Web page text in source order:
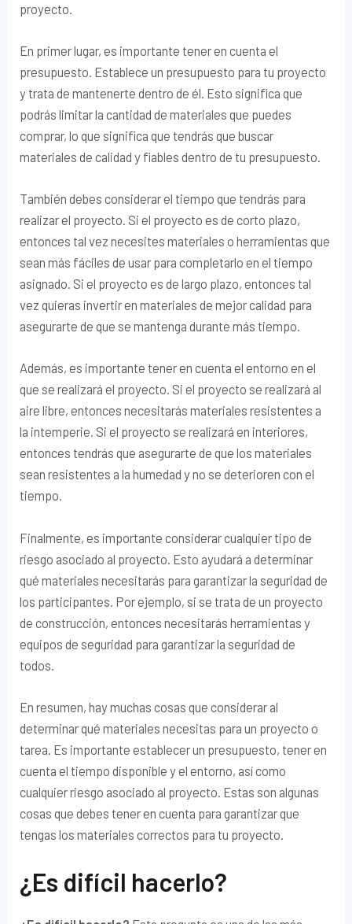
proyecto.
En primer lugar, es importante tener en cuenta el
presupuesto. Establece un presupuesto para tu proyecto
y trata de mantenerte dentro de él. Esto significa que
podrás limitar la cantidad de materiales que puedes
comprar, lo que significa que tendrás que buscar
materiales de calidad y fiables dentro de tu presupuesto.
También debes considerar el tiempo que tendrás para
realizar el proyecto. Si el proyecto es de corto plazo,
entonces tal vez necesites materiales o herramientas que
sean más fáciles de usar para completarlo en el tiempo
asignado. Si el proyecto es de largo plazo, entonces tal
vez quieras invertir en materiales de mejor calidad para
asegurarte de que se mantenga durante más tiempo.
Además, es importante tener en cuenta el entorno en el
que se realizará el proyecto. Si el proyecto se realizará al
aire libre, entonces necesitarás materiales resistentes a
la intemperie. Si el proyecto se realizará en interiores,
entonces tendrás que asegurarte de que los materiales
sean resistentes a la humedad y no se deterioren con el
tiempo.
Finalmente, es importante considerar cualquier tipo de
riesgo asociado al proyecto. Esto ayudará a determinar
qué materiales necesitarás para garantizar la seguridad de
los participantes. Por ejemplo, si se trata de un proyecto
de construcción, entonces necesitarás herramientas y
equipos de seguridad para garantizar la seguridad de
todos.
En resumen, hay muchas cosas que considerar al
determinar qué materiales necesitas para un proyecto o
tarea. Es importante establecer un presupuesto, tener en
cuenta el tiempo disponible y el entorno, así como
cualquier riesgo asociado al proyecto. Estas son algunas
cosas que debes tener en cuenta para garantizar que
tengas los materiales correctos para tu proyecto.
¿Es difícil hacerlo?